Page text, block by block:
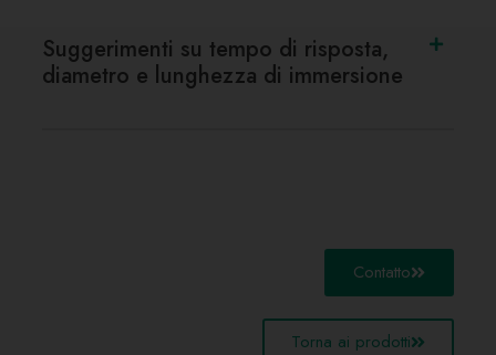
Suggerimenti su tempo di risposta,
diametro e lunghezza di immersione
Contatto
Torna ai prodotti